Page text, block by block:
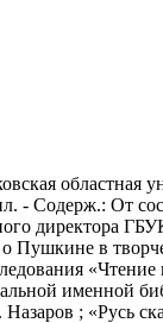
областная
- Содерж.: От
директора
Пушкине в
именной
; «Русь